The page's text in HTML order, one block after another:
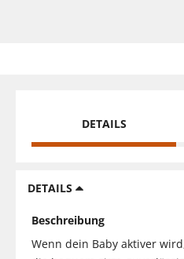
DETAILS
DETAILS
Beschreibung
Wenn dein Baby aktiver